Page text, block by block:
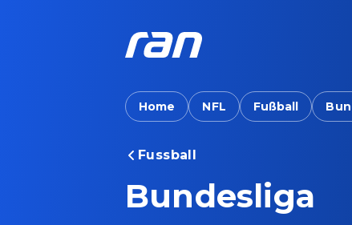
Home NFL Fußball
Fussball
Bundesliga